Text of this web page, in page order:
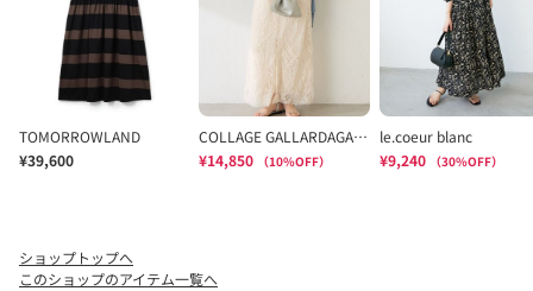
ショップトップへ
このショップのアイテム一覧へ